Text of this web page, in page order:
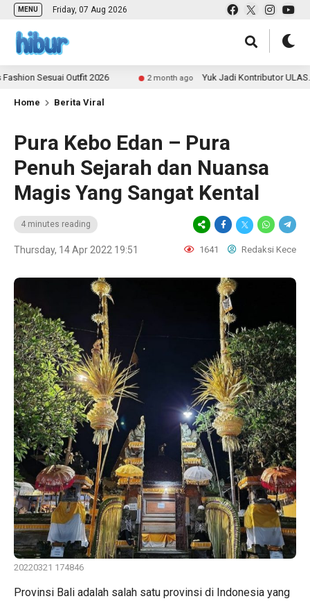
MENU Friday, 07 Aug 2026
Sesuai Outfit 2026 2 month ago Yuk Jadi Kontributor ULAS.id dan
Home Berita Viral
Pura Kebo Edan – Pura
Penuh Sejarah dan Nuansa
Magis Yang Sangat Kental
4 minutes reading
Thursday, 14 Apr 2022 19:51 1641 Redaksi Kece
20220321 174846
Provinsi Bali adalah salah satu provinsi di Indonesia yang